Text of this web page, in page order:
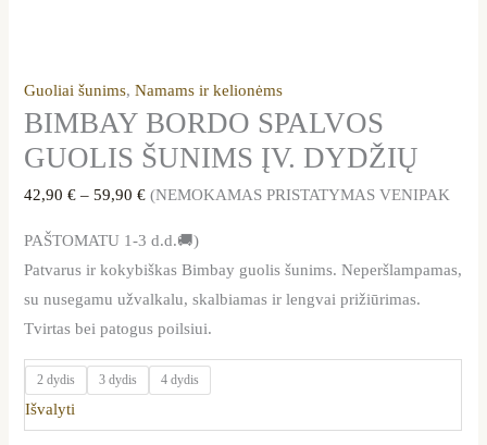
Guoliai šunims,Namams ir kelionėms
BIMBAY BORDO SPALVOS
GUOLIS ŠUNIMS ĮV. DYDŽIŲ
42,90€ – 59,90€ (NEMOKAMAS PRISTATYMAS VENIPAK
PAŠTOMATU 1-3 d.d.🚚)
Patvarus ir kokybiškas Bimbay guolis šunims. Neperšlampamas,
su nusegamu užvalkalu, skalbiamas ir lengvai prižiūrimas.
Tvirtas bei patogus poilsiui.
2 dydis 3 dydis 4 dydis
Išvalyti